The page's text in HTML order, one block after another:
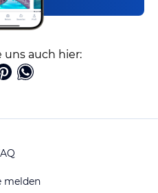
uns auch hier:
melden